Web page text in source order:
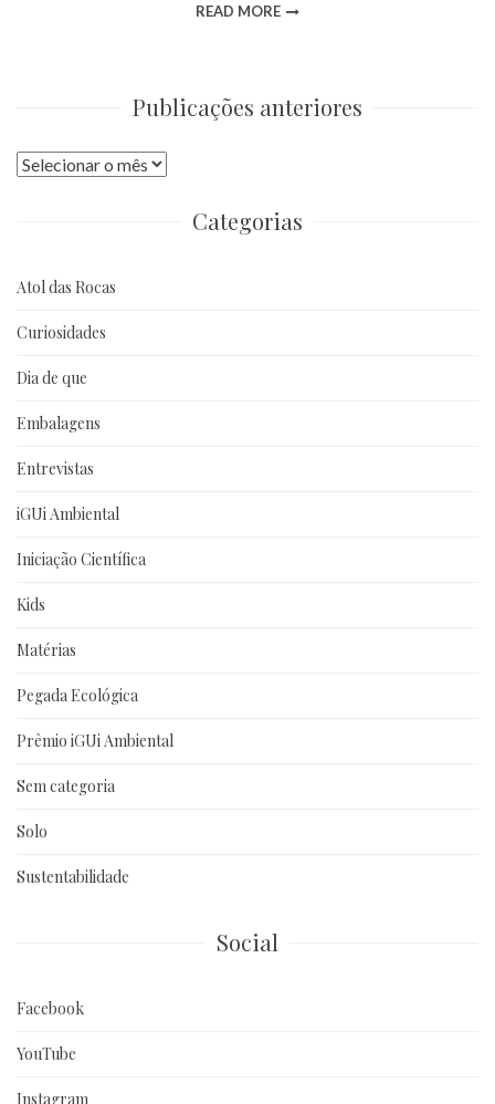
READ MORE
Publicações anteriores
Publicações
Categorias
Atol das Rocas
Curiosidades
Dia de que
Embalagens
Entrevistas
iGUi Ambiental
Iniciação Científica
Kids
Matérias
Pegada Ecológica
Prêmio iGUi Ambiental
Sem categoria
Solo
Sustentabilidade
Social
Facebook
YouTube
Instagram